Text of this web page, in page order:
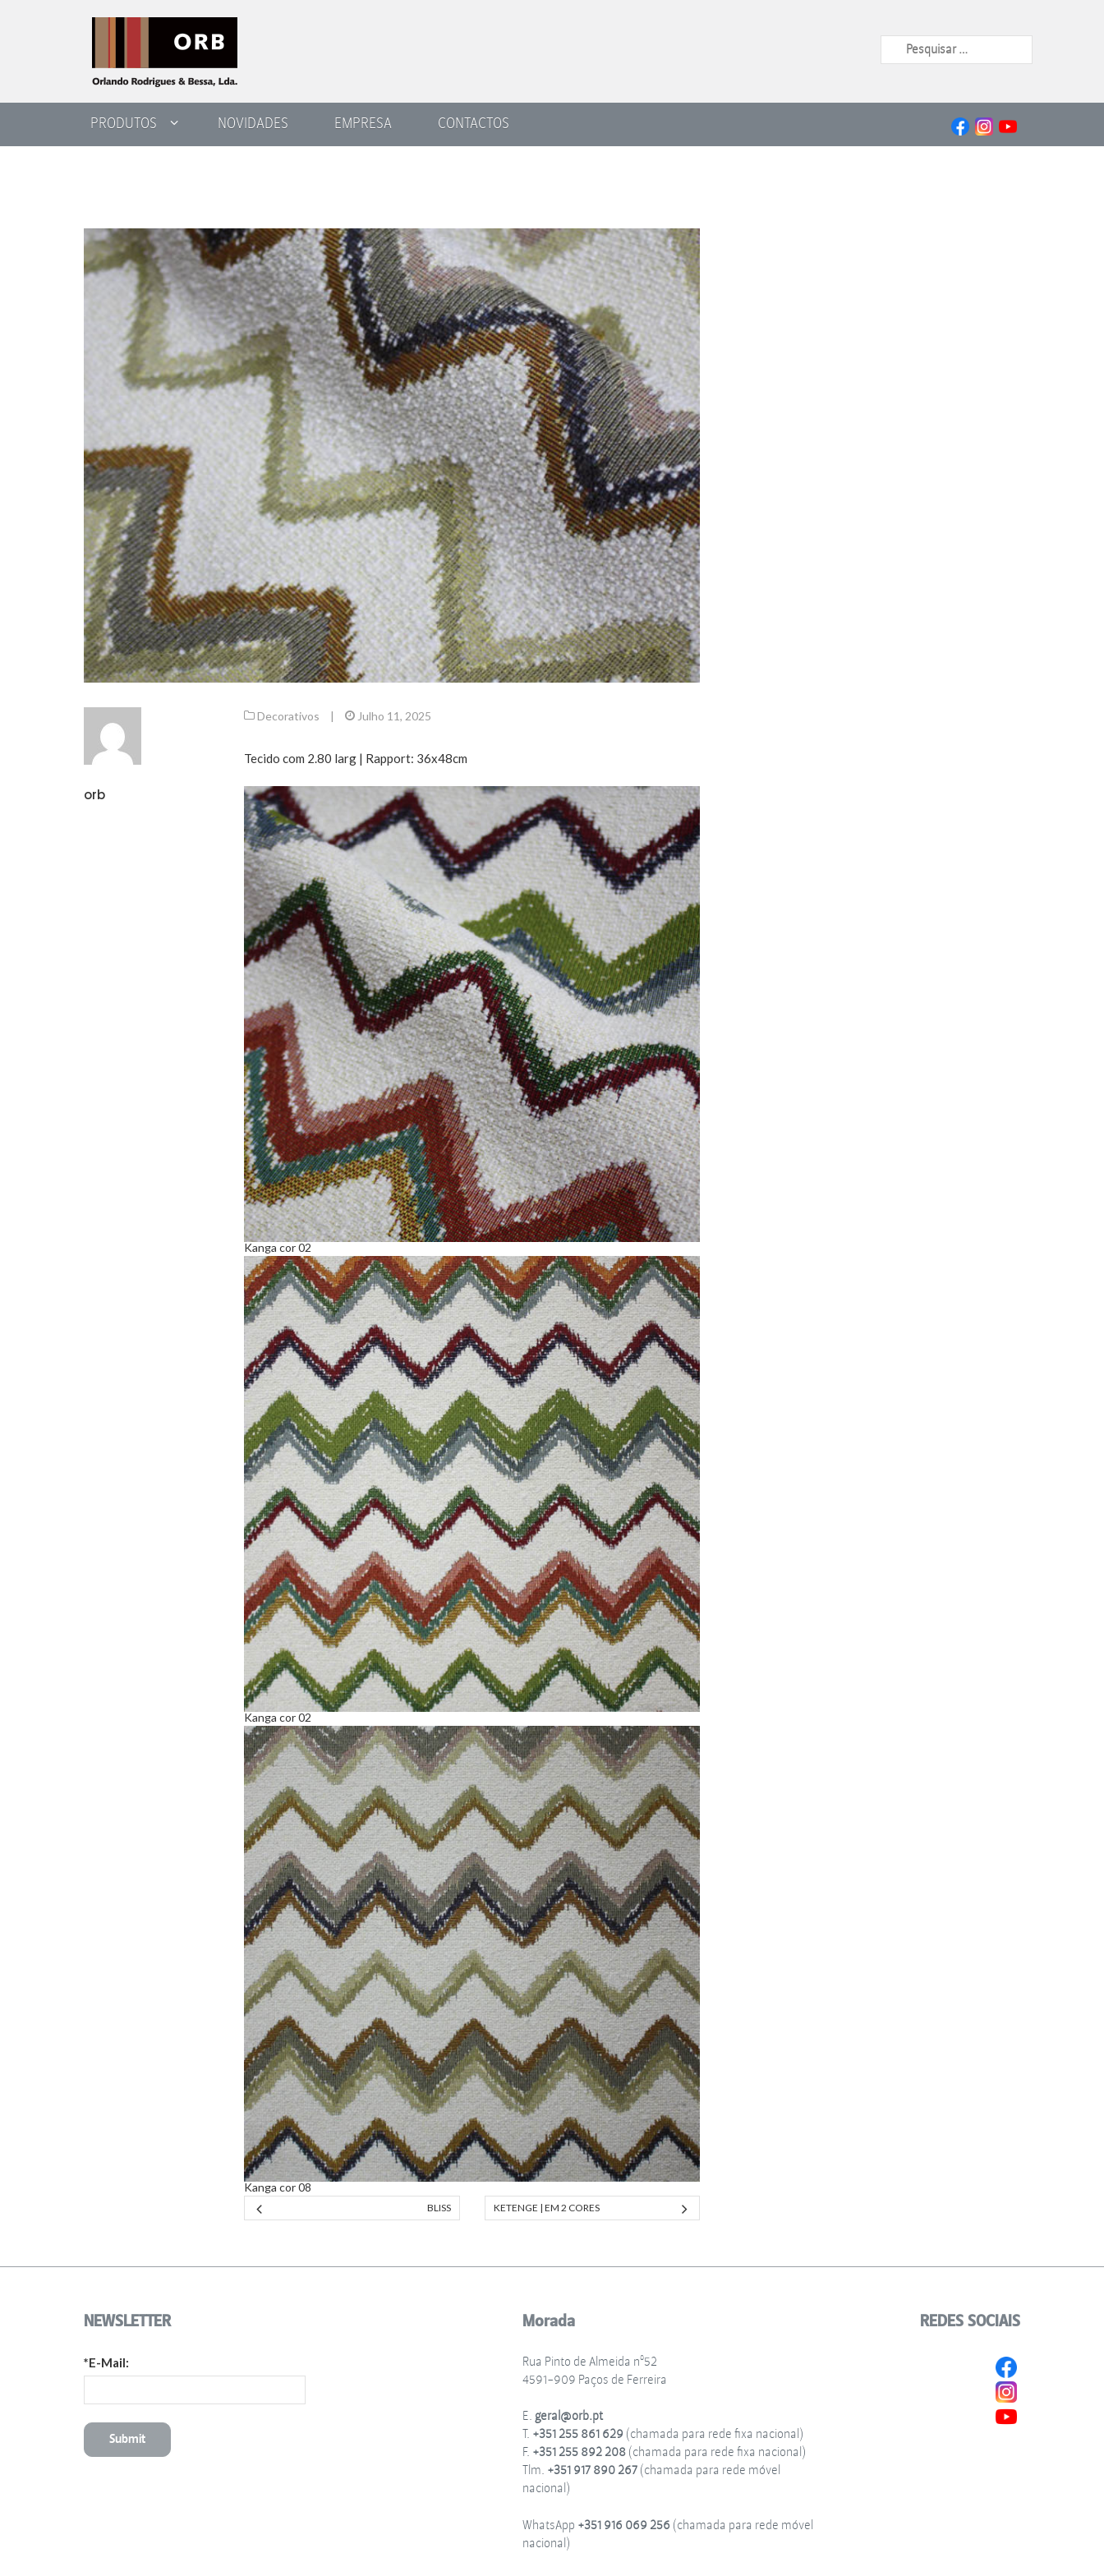
PRODUTOS NOVIDADES EMPRESA CONTACTOS
orb
Decorativos | Julho 11, 2025
Tecido com 2.80 larg | Rapport: 36x48cm
Kanga cor 02
Kanga cor 02
Kanga cor 08
BLISS KETENGE | EM 2 CORES
NEWSLETTER
*E-Mail:
Morada
Rua Pinto de Almeida nº52
4591-909 Paços de Ferreira
E.geral@orb.pt
T. +351 255 861 629 (chamada para rede fixa nacional)
F. +351 255 892 208(chamada para rede fixa nacional)
Tlm. +351 917 890 267(chamada para rede móvel
nacional)
WhatsApp +351 916 069 256 (chamada para rede móvel
nacional)
REDES SOCIAIS